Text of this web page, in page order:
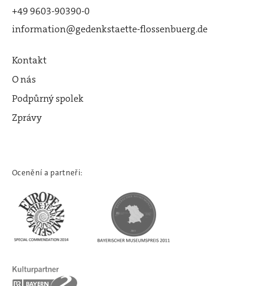
+49 9603-90390-0
information@gedenkstaette-flossenbuerg.de
Kontakt
O nás
Podpůrný spolek
Zprávy
Ocenění a partneři: